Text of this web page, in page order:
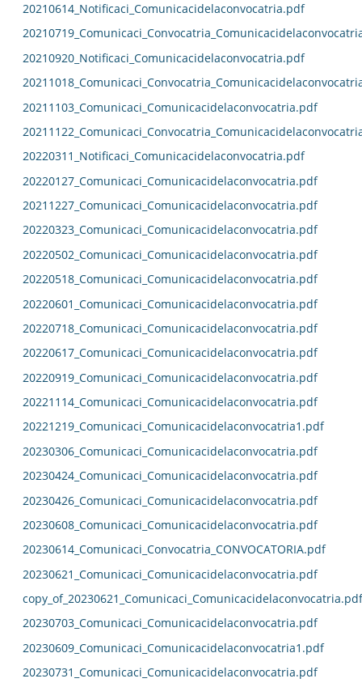
20210614_Notificaci_Comunicacidelaconvocatria.pdf
20210920_Notificaci_Comunicacidelaconvocatria.pdf
20211103_Comunicaci_Comunicacidelaconvocatria.pdf
20220311_Notificaci_Comunicacidelaconvocatria.pdf
20220127_Comunicaci_Comunicacidelaconvocatria.pdf
20211227_Comunicaci_Comunicacidelaconvocatria.pdf
20220323_Comunicaci_Comunicacidelaconvocatria.pdf
20220502_Comunicaci_Comunicacidelaconvocatria.pdf
20220518_Comunicaci_Comunicacidelaconvocatria.pdf
20220601_Comunicaci_Comunicacidelaconvocatria.pdf
20220718_Comunicaci_Comunicacidelaconvocatria.pdf
20220617_Comunicaci_Comunicacidelaconvocatria.pdf
20220919_Comunicaci_Comunicacidelaconvocatria.pdf
20221114_Comunicaci_Comunicacidelaconvocatria.pdf
20221219_Comunicaci_Comunicacidelaconvocatria1.pdf
20230306_Comunicaci_Comunicacidelaconvocatria.pdf
20230424_Comunicaci_Comunicacidelaconvocatria.pdf
20230426_Comunicaci_Comunicacidelaconvocatria.pdf
20230608_Comunicaci_Comunicacidelaconvocatria.pdf
20230614_Comunicaci_Convocatria_CONVOCATORIA.pdf
20230621_Comunicaci_Comunicacidelaconvocatria.pdf
copy_of_20230621_Comunicaci_Comunicacidelaconvocatria.pdf
20230703_Comunicaci_Comunicacidelaconvocatria.pdf
20230609_Comunicaci_Comunicacidelaconvocatria1.pdf
20230731_Comunicaci_Comunicacidelaconvocatria.pdf